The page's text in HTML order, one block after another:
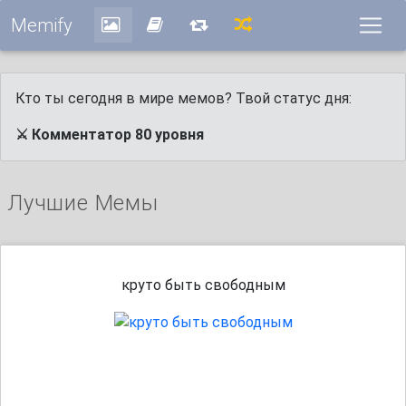
Memify
Кто ты сегодня в мире мемов? Твой статус дня:
⚔️ Комментатор 80 уровня
Лучшие Мемы
круто быть свободным